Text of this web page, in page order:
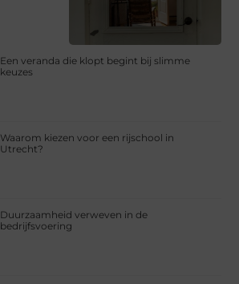
Een veranda die klopt begint bij slimme
keuzes
Waarom kiezen voor een rijschool in
Utrecht?
Duurzaamheid verweven in de
bedrijfsvoering